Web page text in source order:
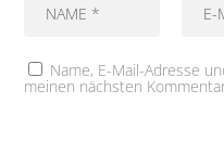
Name, E-Mail-Adresse
meinen nächsten